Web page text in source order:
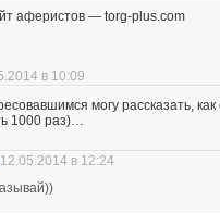
аферистов — torg-plus.com
в 10:09
могу рассказать,
1000 раз)…
12.05.2014 в 12:24